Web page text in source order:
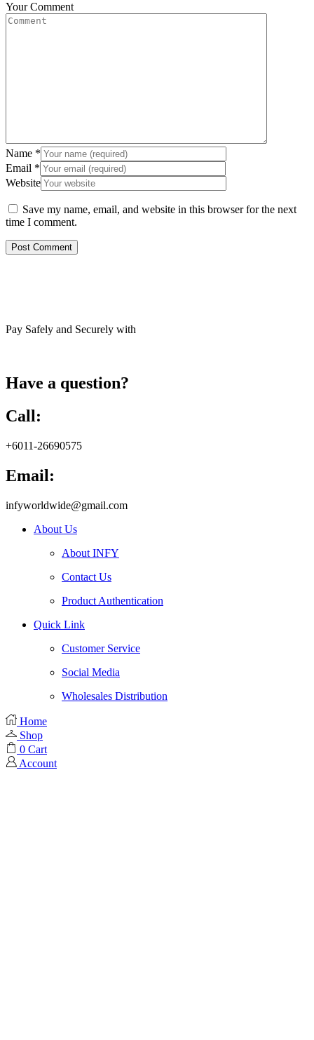
Your Comment
Name *
Email *
Website
Save my name, email, and website in this browser for the next
time I comment.
Pay Safely and Securely with
Have a question?
Call:
+6011-26690575
Email:
infyworldwide@gmail.com
About Us
About INFY
Contact Us
Product Authentication
Quick Link
Customer Service
Social Media
Wholesales Distribution
Home
Shop
0 Cart
Account